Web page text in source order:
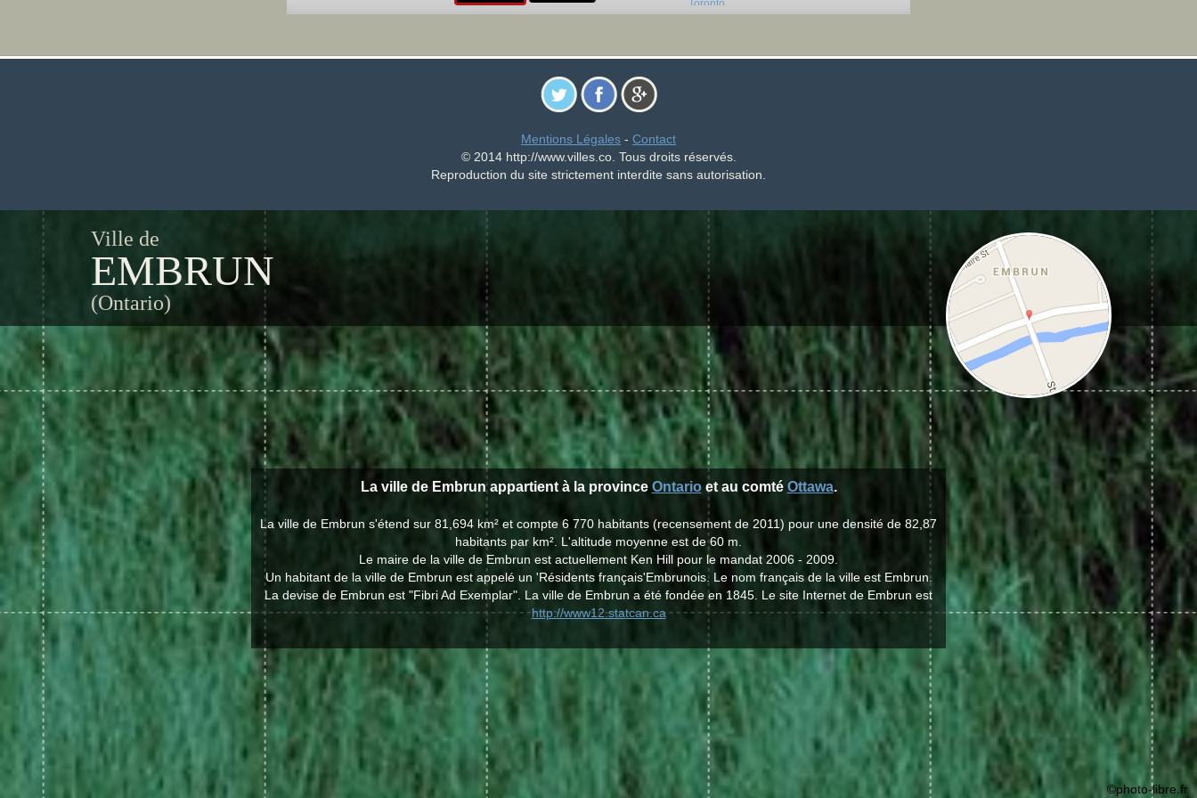
Mentions Légales - Contact
© 2014 http://www.villes.co. Tous droits réservés.
Reproduction du site strictement interdite sans autorisation.
Ville de
EMBRUN
(Ontario)
La ville de Embrun appartient à la province Ontarioet au comté Ottawa.
La ville de Embrun s'étend sur 81,694 km² et compte 6 770 habitants (recensement de 2011) pour une densité de 82,87
habitants par km². L'altitude moyenne est de 60 m.
Le maire de la ville de Embrun est actuellement Ken Hill pour le mandat 2006 - 2009.
Un habitant de la ville de Embrun est appelé un 'Résidents français'Embrunois. Le nom français de la ville est Embrun.
La devise de Embrun est "Fibri Ad Exemplar". La ville de Embrun a été fondée en 1845. Le site Internet de Embrun est
http://www12.statcan.ca
©photo-libre.fr